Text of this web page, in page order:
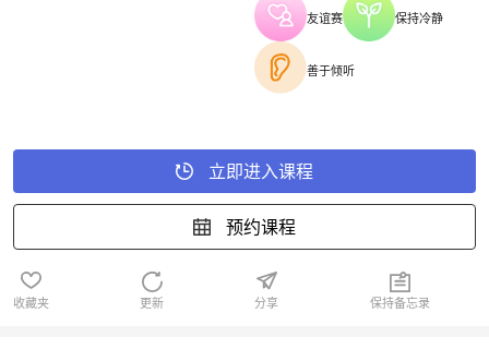
友谊赛 保持冷静
善于倾听
立即进入课程
预约课程
收藏夹 更新 分享 保持备忘录